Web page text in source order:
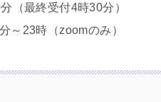
（最終受付4時30分）
～23時（zoomのみ）